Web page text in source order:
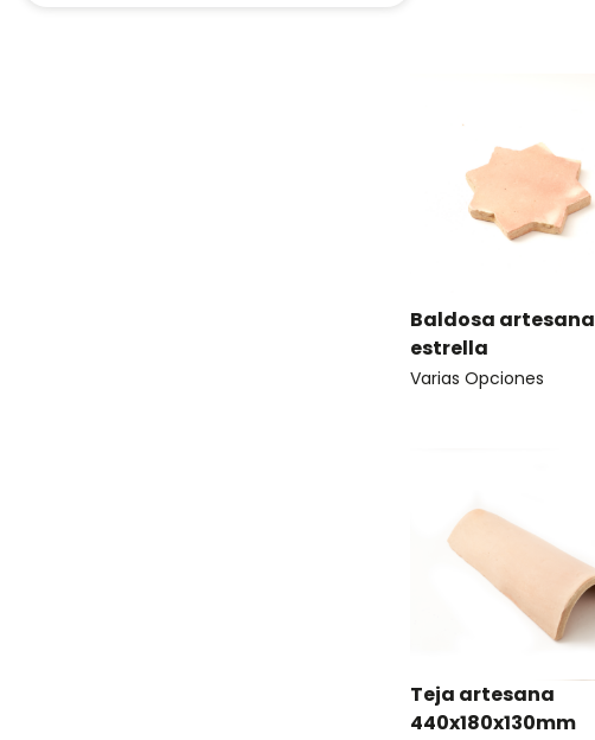
Baldosa artesana
estrella
Varias Opciones
Teja artesana
440x180x130mm